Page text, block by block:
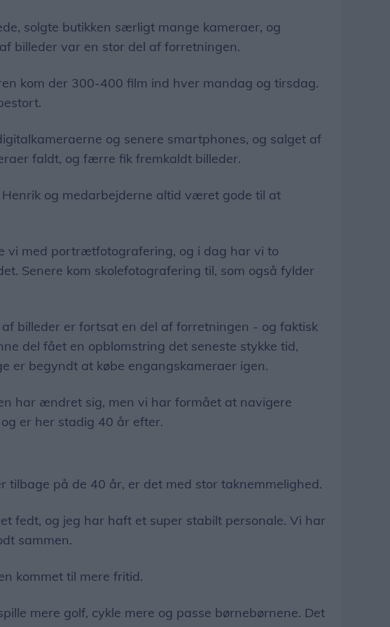
solgte butikken særligt mange kameraer, og
billeder var en stor del af forretningen.
kom der 300-400 film ind hver mandag og tirsdag.
og senere smartphones, og salget af
faldt, og færre fik fremkaldt billeder.
og medarbejderne altid været gode til at
vi med portrætfotografering, og i dag har vi to
Senere kom skolefotografering til, som også fylder
af billeder er fortsat en del af forretningen - og faktisk
del fået en opblomstring det seneste stykke tid,
er begyndt at købe engangskameraer igen.
har ændret sig, men vi har formået at navigere
er her stadig 40 år efter.
tilbage på de 40 år, er det med stor taknemmelighed.
fedt, og jeg har haft et super stabilt personale. Vi har
sammen.
kommet til mere fritid.
mere golf, cykle mere og passe børnebørnene. Det